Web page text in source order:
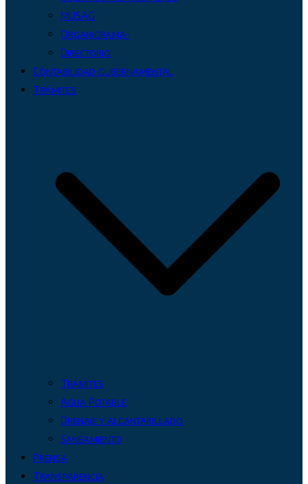
MUSAG
Organigrama-
Directorio
Contabilidad gubernamental
Trámites
Trámites
Agua Potable
Drenaje y alcantarillado
Saneamiento
Prensa
Transparencia